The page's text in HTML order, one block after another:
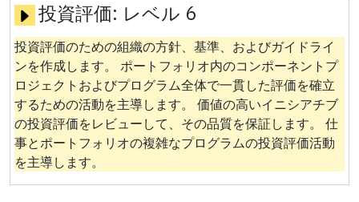
投資評価: レベル 6
投資評価のための組織の方針、基準、およびガイドライ
ンを作成します。 ポートフォリオ内のコンポーネントプ
ロジェクトおよびプログラム全体で一貫した評価を確立
するための活動を主導します。 価値の高いイニシアチブ
の投資評価をレビューして、その品質を保証します。 仕
事とポートフォリオの複雑なプログラムの投資評価活動
を主導します。